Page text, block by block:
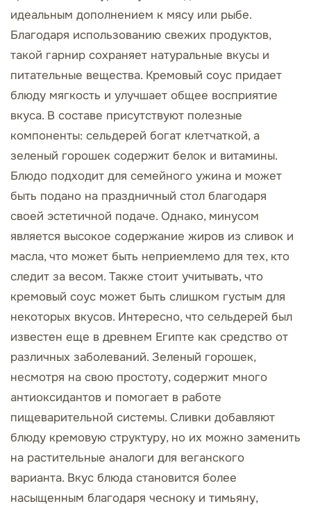
идеальным дополнением к мясу или рыбе.
Благодаря использованию свежих продуктов,
такой гарнир сохраняет натуральные вкусы и
питательные вещества. Кремовый соус придает
блюду мягкость и улучшает общее восприятие
вкуса. В составе присутствуют полезные
компоненты: сельдерей богат клетчаткой, а
зеленый горошек содержит белок и витамины.
Блюдо подходит для семейного ужина и может
быть подано на праздничный стол благодаря
своей эстетичной подаче. Однако, минусом
является высокое содержание жиров из сливок и
масла, что может быть неприемлемо для тех, кто
следит за весом. Также стоит учитывать, что
кремовый соус может быть слишком густым для
некоторых вкусов. Интересно, что сельдерей был
известен еще в древнем Египте как средство от
различных заболеваний. Зеленый горошек,
несмотря на свою простоту, содержит много
антиоксидантов и помогает в работе
пищеварительной системы. Сливки добавляют
блюду кремовую структуру, но их можно заменить
на растительные аналоги для веганского
варианта. Вкус блюда становится более
насыщенным благодаря чесноку и тимьяну,